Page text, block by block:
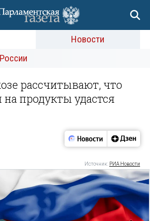
Новости
рассчитывают, что
на продукты удастся
Источник: РИА Новости